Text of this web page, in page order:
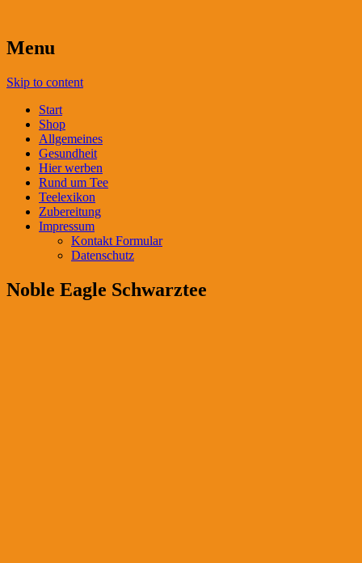
Menu
Skip to content
Start
Shop
Allgemeines
Gesundheit
Hier werben
Rund um Tee
Teelexikon
Zubereitung
Impressum
Kontakt Formular
Datenschutz
Noble Eagle Schwarztee